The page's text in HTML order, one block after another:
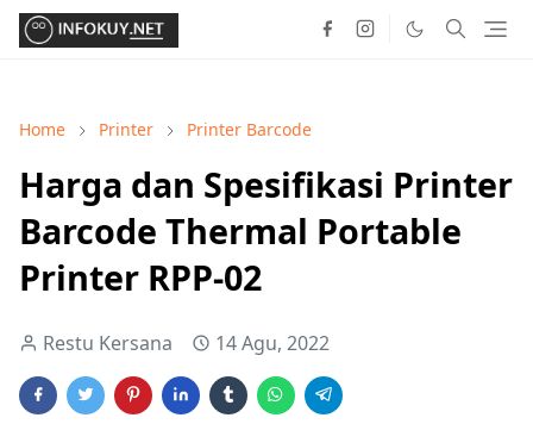
Home Printer Printer Barcode
Harga dan Spesifikasi Printer
Barcode Thermal Portable
Printer RPP-02
Restu Kersana 14 Agu, 2022